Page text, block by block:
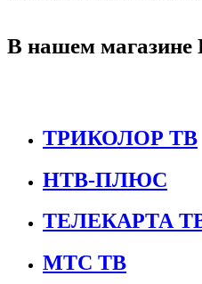
В нашем магазине
ТРИКОЛОР ТВ
НТВ-ПЛЮС
ТЕЛЕКАРТА
МТС ТВ